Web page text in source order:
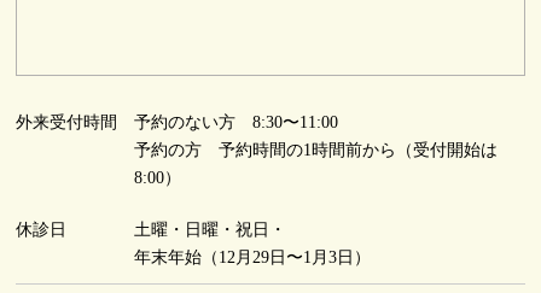
外来受付時間
予約のない方 8:30〜11:00
予約の方 予約時間の1時間前から（受付開始は
8:00）
休診日
土曜・日曜・祝日・
年末年始（12月29日〜1月3日）